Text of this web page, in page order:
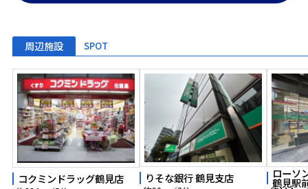
周辺施設 SPOT
コクミンドラッグ鶴見店 りそな銀行 鶴見支店 ローソ
鶴見駅